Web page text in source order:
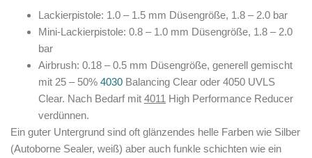
Lackierpistole: 1.0 – 1.5 mm Düsengröße, 1.8 – 2.0 bar
Mini-Lackierpistole: 0.8 – 1.0 mm Düsengröße, 1.8 – 2.0
bar
Airbrush: 0.18 – 0.5 mm Düsengröße, generell gemischt
mit 25 – 50% 4030 Balancing Clear oder 4050 UVLS
Clear. Nach Bedarf mit 4011 High Performance Reducer
verdünnen.
Ein guter Untergrund sind oft glänzendes helle Farben wie Silber
(Autoborne Sealer, weiß) aber auch funkle schichten wie ein